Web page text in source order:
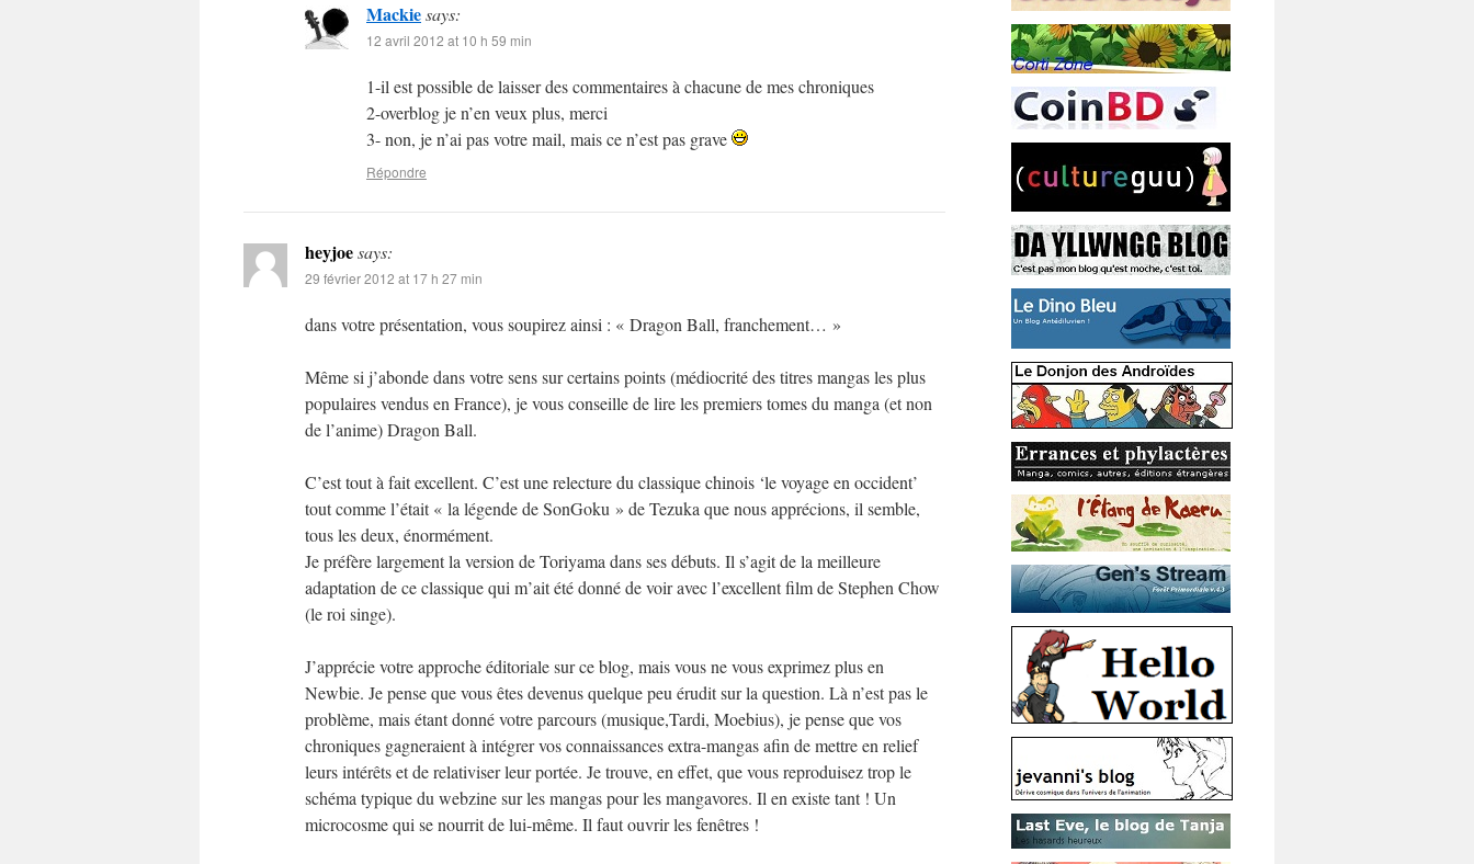
Mackiesays:
12 avril 2012 at 10 h 59 min
1-il est possible de laisser des commentaires à chacune de mes chroniques
2-overblog je n’en veux plus, merci
3- non, je n’ai pas votre mail, mais ce n’est pas grave
Répondre
heyjoesays:
29 février 2012 at 17 h 27 min
dans votre présentation, vous soupirez ainsi : « Dragon Ball, franchement… »
Même si j’abonde dans votre sens sur certains points (médiocrité des titres mangas les plus
populaires vendus en France), je vous conseille de lire les premiers tomes du manga (et non
de l’anime) Dragon Ball.
C’est tout à fait excellent. C’est une relecture du classique chinois ‘le voyage en occident’
tout comme l’était « la légende de SonGoku » de Tezuka que nous apprécions, il semble,
tous les deux, énormément.
Je préfère largement la version de Toriyama dans ses débuts. Il s’agit de la meilleure
adaptation de ce classique qui m’ait été donné de voir avec l’excellent film de Stephen Chow
(le roi singe).
J’apprécie votre approche éditoriale sur ce blog, mais vous ne vous exprimez plus en
Newbie. Je pense que vous êtes devenus quelque peu érudit sur la question. Là n’est pas le
problème, mais étant donné votre parcours (musique,Tardi, Moebius), je pense que vos
chroniques gagneraient à intégrer vos connaissances extra-mangas afin de mettre en relief
leurs intérêts et de relativiser leur portée. Je trouve, en effet, que vous reproduisez trop le
schéma typique du webzine sur les mangas pour les mangavores. Il en existe tant ! Un
microcosme qui se nourrit de lui-même. Il faut ouvrir les fenêtres !